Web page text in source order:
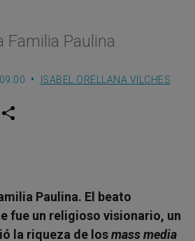
Familia Paulina
ISABEL ORELLANA VILCHES
w
Paulina. El beato
fue un religioso visionario, un
la riqueza de losmass media